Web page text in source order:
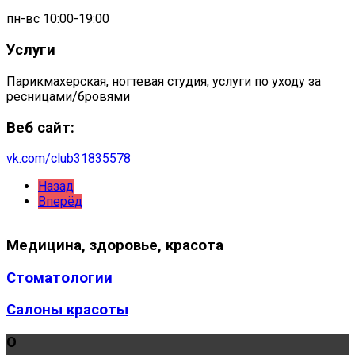
пн-вс 10:00-19:00
Услуги
Парикмахерская, ногтевая студия, услуги по уходу за
ресницами/бровями
Веб сайт:
vk.com/club31835578
Назад
Вперёд
Медицина, здоровье, красота
Стоматологии
Салоны красоты
О